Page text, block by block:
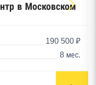
в Московском
190 500 ₽
8 мес.